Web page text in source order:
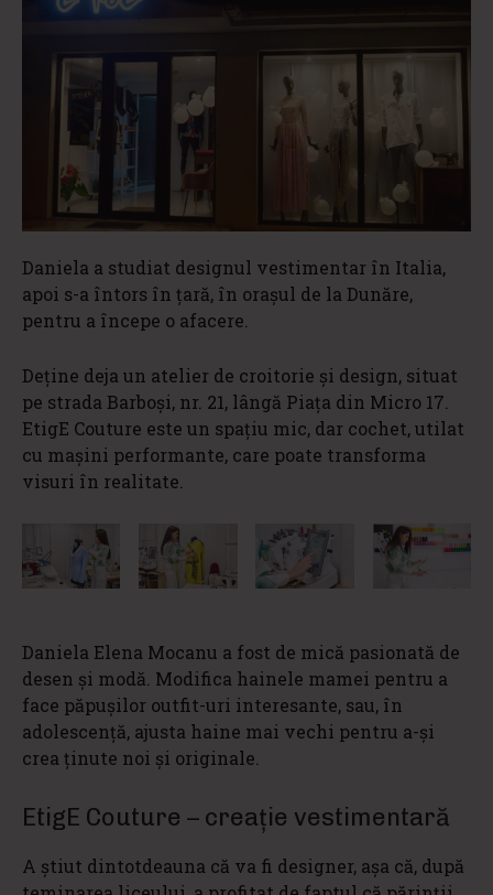
Daniela a studiat designul vestimentar în Italia,
apoi s-a întors în țară, în orașul de la Dunăre,
pentru a începe o afacere.
Deține deja un atelier de croitorie și design, situat
pe strada Barboși, nr. 21, lângă Piața din Micro 17.
EtigE Couture este un spațiu mic, dar cochet, utilat
cu mașini performante, care poate transforma
visuri în realitate.
Daniela Elena Mocanu a fost de mică pasionată de
desen și modă. Modifica hainele mamei pentru a
face păpușilor outfit-uri interesante, sau, în
adolescență, ajusta haine mai vechi pentru a-și
crea ținute noi și originale.
EtigE Couture – creație vestimentară
A știut dintotdeauna că va fi designer, așa că, după